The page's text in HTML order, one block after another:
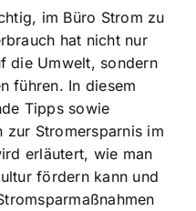
im Büro Strom zu
hat nicht nur
die Umwelt, sondern
führen. In diesem
Tipps sowie
zur Stromersparnis im
erläutert, wie man
fördern kann und